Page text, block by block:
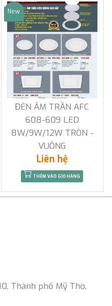
Sale
New
ĐÈN ÂM TRẦN AFC
608-609 LED
8W/9W/12W TRÒN -
VUÔNG
Liên hệ
THÊM VÀO GIỎ HÀNG
Thành phố Mỹ Tho,